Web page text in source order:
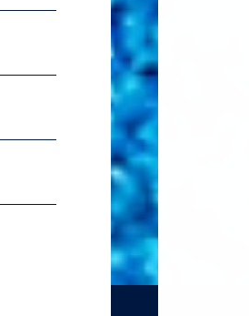
2026.07.06
2026.06.18
2026.06.18